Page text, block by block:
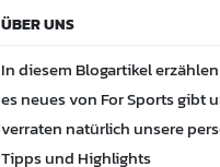
ÜBER UNS
In diesem Blogartikel
es neues von For Sports gibt
verraten natürlich unsere
Tipps und Highlights